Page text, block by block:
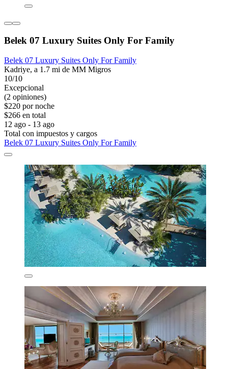
Belek 07 Luxury Suites Only For Family
Belek 07 Luxury Suites Only For Family
Kadriye, a 1.7 mi de MM Migros
10/10
Excepcional
(2 opiniones)
$220 por noche
$266 en total
12 ago - 13 ago
Total con impuestos y cargos
Belek 07 Luxury Suites Only For Family